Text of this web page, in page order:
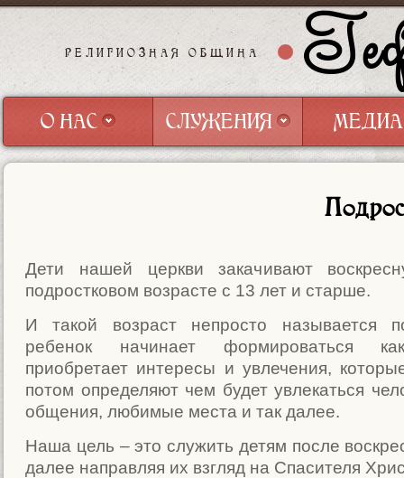
РЕЛИГИОЗНАЯ ОБЩИНА
О НАС
СЛУЖЕНИЯ
СЛУЖЕНИЯ
МЕДИА
МЕДИА
Дети нашей церкви закачивают
подростковом возрасте с 13 лет и старше.
И такой возраст непросто называется
ребенок начинает формироваться
приобретает интересы и увлечения,
потом определяют чем будет увлекаться
общения, любимые места и так далее.
Наша цель – это служить детям после
далее направляя их взгляд на Спасителя